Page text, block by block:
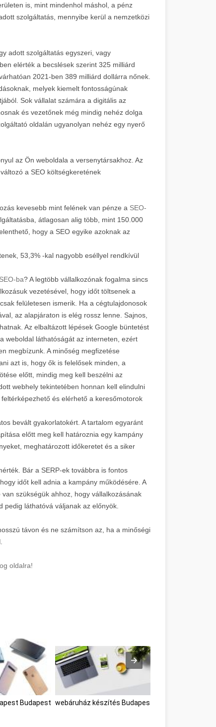
is, mint mindenhol máshol, a pénz
szolgáltatás, mennyibe kerül a nemzetközi
adott szolgáltatás egyszeri, vagy
elérték a becslések szerint 325 milliárd
2021-ben 389 milliárd dollárra nőnek.
melyek kiemelt fontosságúnak
Sok vállalat számára a digitális az
és vezetőnek még mindig nehéz dolga
oldalán ugyanolyan nehéz egy nyerő
az Ön weboldala a versenytársakhoz. Az
a SEO költségkeretének
kevesebb mint felének van pénze a SEO-
átlagosan alig több, mint 150.000
hogy a SEO egyike azoknak az
53,3% -kal nagyobb eséllyel rendkívül
ba? A legtöbb vállalkozónak fogalma sincs
vezetésével, hogy időt töltsenek a
felületesen ismerik. Ha a cégtulajdonosok
az alapjáraton is elég rossz lenne. Sajnos,
Az elbaltázott lépések Google büntetést
weboldal láthatóságát az interneten, ezért
megbízunk. A minőség megfizetése
azt is, hogy ők is felelősek minden, a
előtt, mindig meg kell beszélni az
webhely tekintetében honnan kell elindulni
és elérhető a keresőmotorok
bevált gyakorlatokért. A tartalom egyaránt
előtt meg kell határoznia egy kampány
meghatározott időkeretet és a siker
Bár a SERP-ek továbbra is fontos
időt kell adnia a kampány működésére. A
szükségük ahhoz, hogy vállalkozásának
láthatóvá váljanak az előnyök.
távon és ne számítson az, ha a minőségi
oldalra!
Budapest webáruház készítés Budapest